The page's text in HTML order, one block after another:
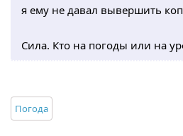
я ему не давал вывершить
Сила. Кто на погоды или на
Погода